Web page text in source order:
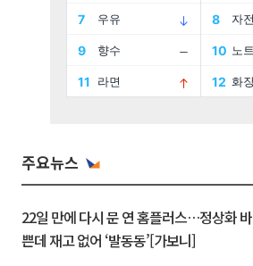
주요뉴스
22일 만에 다시 문 연 홈플러스…정상화 바
쁜데 재고 없어 ‘발동동’[가보니]